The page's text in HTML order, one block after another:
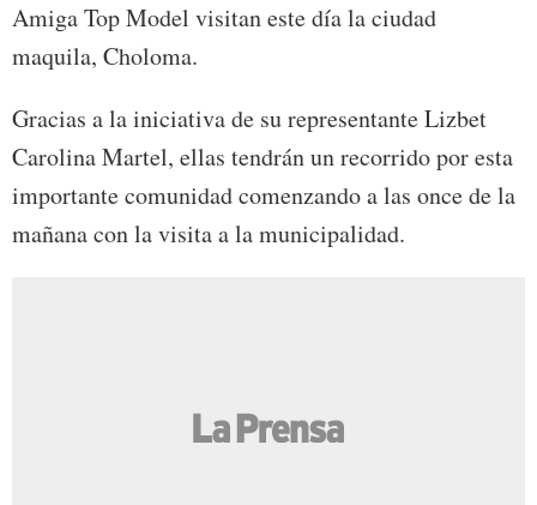
Amiga Top Model visitan este día la ciudad
maquila, Choloma.
Gracias a la iniciativa de su representante Lizbet
Carolina Martel, ellas tendrán un recorrido por esta
importante comunidad comenzando a las once de la
mañana con la visita a la municipalidad.